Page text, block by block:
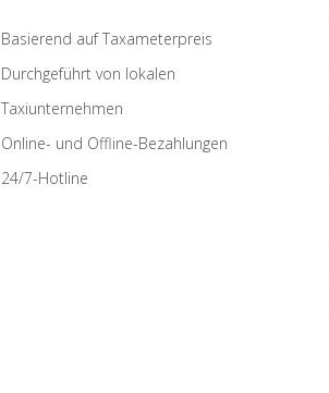
Basierend auf Taxameterpreis
Durchgeführt von lokalen
Taxiunternehmen
Online- und Offline-Bezahlungen
24/7-Hotline